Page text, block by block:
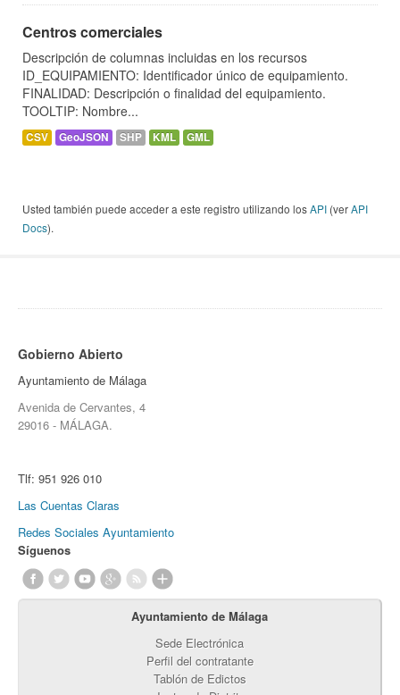
Centros comerciales
Descripción de columnas incluidas en los recursos
ID_EQUIPAMIENTO: Identificador único de equipamiento.
FINALIDAD: Descripción o finalidad del equipamiento.
TOOLTIP: Nombre...
CSV GeoJSON SHP KML GML
Usted también puede acceder a este registro utilizando losAPI (verAPI
Docs).
Gobierno Abierto
Ayuntamiento de Málaga
Avenida de Cervantes, 4
29016 - MÁLAGA.
Tlf: 951 926 010
Las Cuentas Claras
Redes Sociales Ayuntamiento
Síguenos
Ayuntamiento de Málaga
Sede Electrónica
Perfil del contratante
Tablón de Edictos